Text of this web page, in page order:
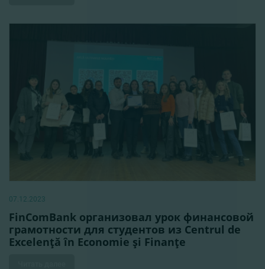
07.12.2023
FinComBank организовал урок финансовой
грамотности для студентов из Centrul de
Excelenţă în Economie şi Finanţe